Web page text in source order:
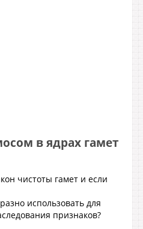
в ядрах гамет
чистоты гамет и если
использовать для
признаков?